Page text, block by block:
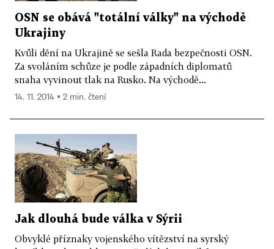
OSN se obává "totální války" na východě
Ukrajiny
Kvůli dění na Ukrajině se sešla Rada bezpečnosti OSN.
Za svoláním schůze je podle západních diplomatů
snaha vyvinout tlak na Rusko. Na východě...
14. 11. 2014 ▪ 2 min. čtení
Jak dlouhá bude válka v Sýrii
Obvyklé příznaky vojenského vítězství na syrský